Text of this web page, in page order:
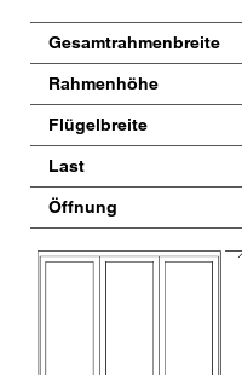
Gesamtrahmenbreite
Rahmenhöhe
Flügelbreite
Last
Öffnung